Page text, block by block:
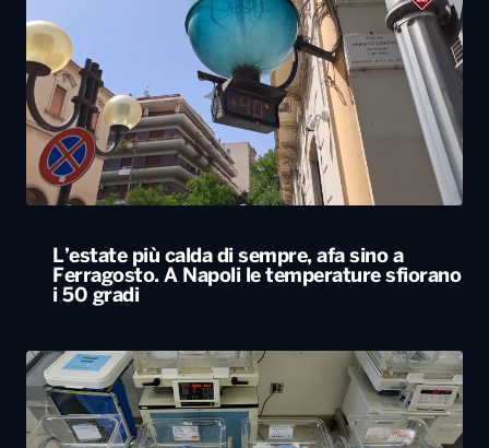
L’estate più calda di sempre, afa sino a
Ferragosto. A Napoli le temperature sfiorano
i 50 gradi